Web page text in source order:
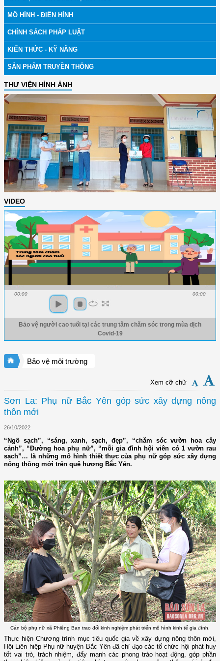
MÔ HÌNH - ĐIỂN HÌNH
CHÍNH SÁCH PHÁP LUẬT
KIẾN THỨC - KỸ NĂNG
SẢN PHẨM TRUYỀN THÔNG
THƯ VIỆN HÌNH ẢNH
VIDEO
00:00 00:00
Bảo vệ người cao tuổi tại các trung tâm chăm sóc trong mùa dịch
Covid-19
Bảo vệ môi trường
Xem cỡ chữ
Sơn La: Phụ nữ Bắc Yên góp sức xây dựng nông
thôn mới
26/10/2022
“Ngõ sạch”, “sáng, xanh, sạch, đẹp”, “chăm sóc vườn hoa cây
cảnh”, “Đường hoa phụ nữ”, “mỗi gia đình hội viên có 1 vườn rau
sạch”… là những mô hình thiết thực của phụ nữ góp sức xây dựng
nông thông mới trên quê hương Bắc Yên.
Cán bộ phụ nữ xã Phiêng Ban trao đổi kinh nghiệm phát triển mô hình kinh tế gia đình.
Thực hiện Chương trình mục tiêu quốc gia về xây dựng nông thôn mới,
Hội Liên hiệp Phụ nữ huyện Bắc Yên đã chỉ đạo các tổ chức hội phát huy
tốt vai trò, trách nhiệm, đẩy mạnh các phong trào hoạt động, góp phần